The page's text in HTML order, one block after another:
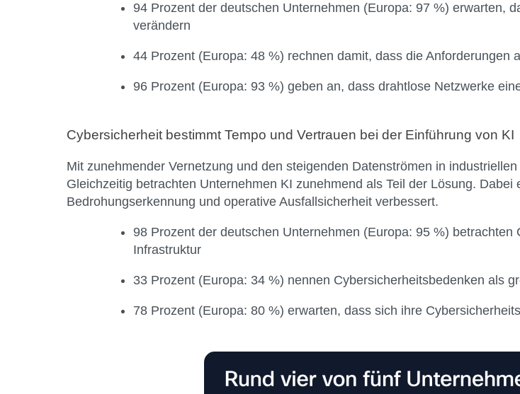
94 Prozent der deutschen Unternehmen (Europa: 97 %) erwarten,
verändern
44 Prozent (Europa: 48 %) rechnen damit, dass die Anforderungen
96 Prozent (Europa: 93 %) geben an, dass drahtlose Netzwerke
Cybersicherheit bestimmt Tempo und Vertrauen bei der Einführung von KI
Mit zunehmender Vernetzung und den steigenden Datenströmen in
Gleichzeitig betrachten Unternehmen KI zunehmend als Teil der Lösung.
Bedrohungserkennung und operative Ausfallsicherheit verbessert.
98 Prozent der deutschen Unternehmen (Europa: 95 %)
Infrastruktur
33 Prozent (Europa: 34 %) nennen Cybersicherheitsbedenken als
78 Prozent (Europa: 80 %) erwarten, dass sich ihre